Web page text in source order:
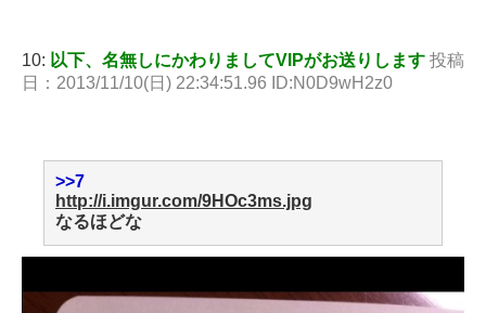
10: 以下、名無しにかわりましてVIPがお送りします 投稿
日：2013/11/10(日) 22:34:51.96 ID:N0D9wH2z0
>>7
http://i.imgur.com/9HOc3ms.jpg
なるほどな